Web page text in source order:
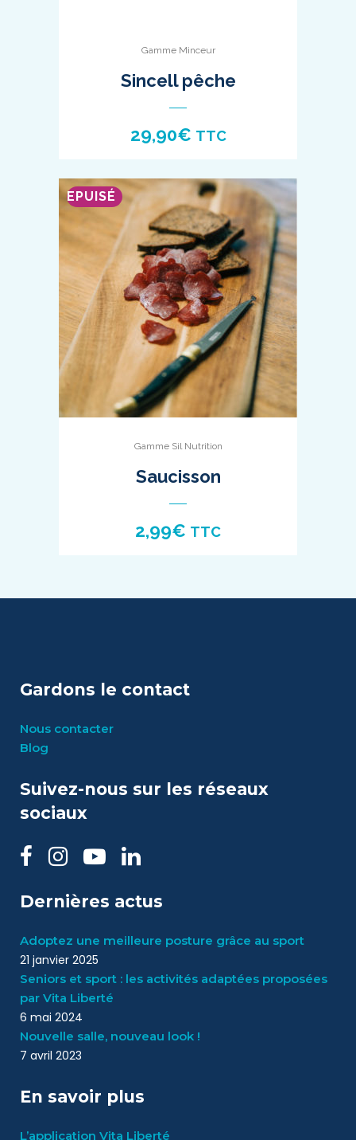
Gamme Minceur
Sincell pêche
29,90€ TTC
EPUISÉ
Gamme Sil Nutrition
Saucisson
2,99€ TTC
Gardons le contact
Nous contacter
Blog
Suivez-nous sur les réseaux
sociaux
Dernières actus
Adoptez une meilleure posture grâce au sport
21 janvier 2025
Seniors et sport : les activités adaptées proposées
par Vita Liberté
6 mai 2024
Nouvelle salle, nouveau look !
7 avril 2023
En savoir plus
L’application Vita Liberté